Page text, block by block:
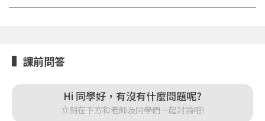
登入
課前問答
Hi 同學好，有沒有什麼問題呢?
立刻在下方和老師及同學們一起討論吧!